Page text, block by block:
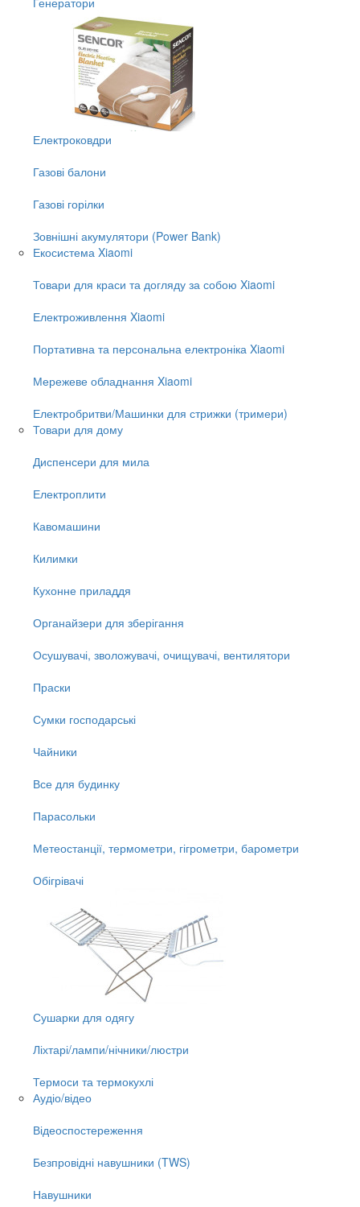
Електроковдри
Газові балони
Газові горілки
Зовнішні акумулятори (Power Bank)
Екосистема Xiaomi
Товари для краси та догляду за собою Xiaomi
Електроживлення Xiaomi
Портативна та персональна електроніка Xiaomi
Мережеве обладнання Xiaomi
Електробритви/Машинки для стрижки (тримери)
Товари для дому
Диспенсери для мила
Електроплити
Кавомашини
Килимки
Кухонне приладдя
Органайзери для зберігання
Осушувачі, зволожувачі, очищувачі, вентилятори
Праски
Сумки господарські
Чайники
Все для будинку
Парасольки
Метеостанції, термометри, гігрометри, барометри
Обігрівачі
Сушарки для одягу
Ліхтарі/лампи/нічники/люстри
Термоси та термокухлі
Аудіо/відео
Відеоспостереження
Безпровідні навушники (TWS)
Навушники